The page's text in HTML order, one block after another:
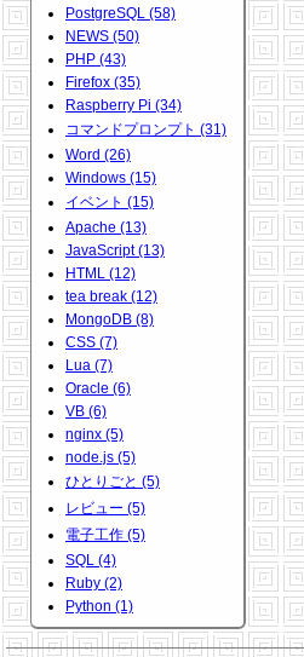
PostgreSQL (58)
NEWS (50)
PHP (43)
Firefox (35)
Raspberry Pi (34)
コマンドプロンプト (31)
Word (26)
Windows (15)
イベント (15)
Apache (13)
JavaScript (13)
HTML (12)
tea break (12)
MongoDB (8)
CSS (7)
Lua (7)
Oracle (6)
VB (6)
nginx (5)
node.js (5)
ひとりごと (5)
レビュー (5)
電子工作 (5)
SQL (4)
Ruby (2)
Python (1)